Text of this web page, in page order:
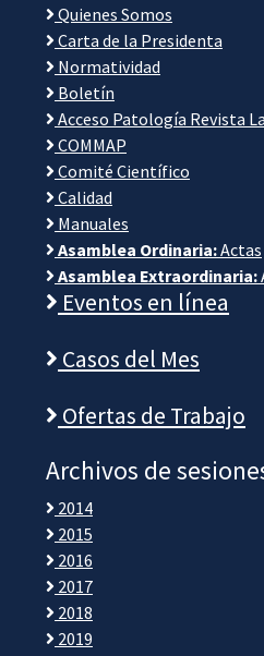
Quienes Somos
Carta de la Presidenta
Normatividad
Boletín
Acceso Patología Revista
COMMAP
Comité Científico
Calidad
Manuales
Asamblea Ordinaria:Actas
Asamblea Extraordinaria:
Eventos en línea
Casos del Mes
Ofertas de Trabajo
Archivos de
2014
2015
2016
2017
2018
2019